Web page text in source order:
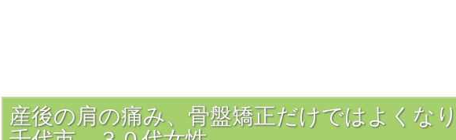
産後の肩の痛み、骨盤矯正だけではよくな